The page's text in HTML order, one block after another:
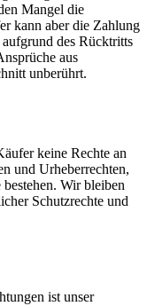
Mangel die
kann aber die Zahlung
des Rücktritts
aus
unberührt.
keine Rechte an
und Urheberrechten,
Wir bleiben
Schutzrechte und
ist unser